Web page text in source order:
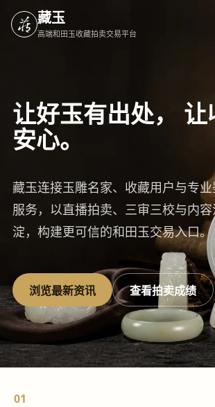
藏玉
高端和田玉收藏拍卖交易平台
让好玉有出处，
让
安心。
藏玉连接玉雕名家、收藏用户与专
服务，以直播拍卖、三审三校与内
淀，构建更可信的和田玉交易入口。
浏览最新资讯 查看拍卖成绩
01